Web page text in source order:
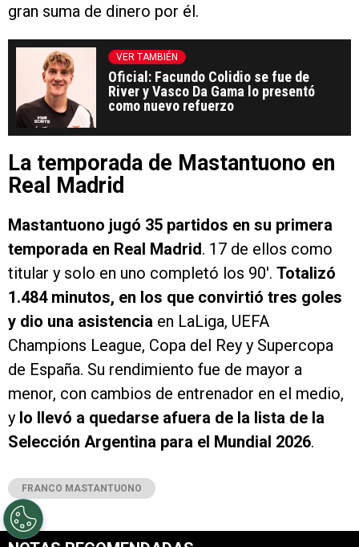
gran suma de dinero por él.
VER TAMBIÉN
Oficial: Facundo Colidio se fue de
River y Vasco Da Gama lo presentó
como nuevo refuerzo
La temporada de Mastantuono en
Real Madrid
Mastantuono jugó 35 partidos en su primera
temporada en Real Madrid. 17 de ellos como
titular y solo en uno completó los 90′. Totalizó
1.484 minutos, en los que convirtió tres goles
y dio una asistencia en LaLiga, UEFA
Champions League, Copa del Rey y Supercopa
de España. Su rendimiento fue de mayor a
menor, con cambios de entrenador en el medio,
y lo llevó a quedarse afuera de la lista de la
Selección Argentina para el Mundial 2026.
FRANCO MASTANTUONO